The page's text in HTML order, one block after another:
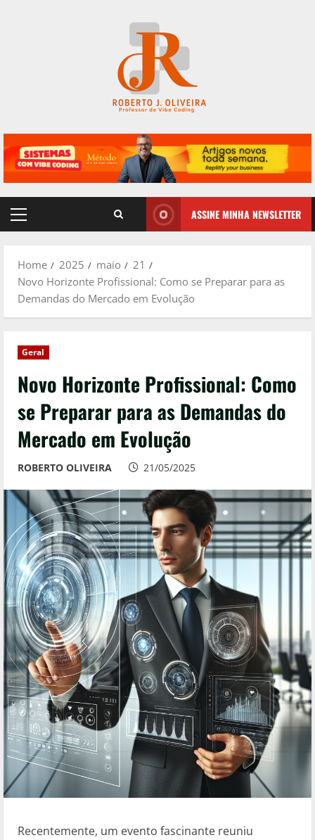
Primary
ASSINE MINHA NEWSLETTER
Home 2025 maio
21
Novo Horizonte Profissional: Como se Preparar para as
Demandas do Mercado em Evolução
Geral
Novo Horizonte Profissional: Como
se Preparar para as Demandas do
Mercado em Evolução
ROBERTO OLIVEIRA 21/05/2025
Recentemente, um evento fascinante reuniu